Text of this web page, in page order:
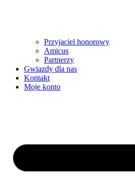
Przyjaciel honorowy
Amicus
Partnerzy
Gwiazdy dla nas
Kontakt
Moje konto